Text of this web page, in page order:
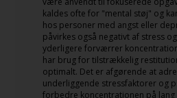
kaldes ofte for "mental støj" og
hos personer med angst eller
påvirkes også negativt af stress
yderligere forværrer
har brug for tilstrækkelig
optimalt. Det er afgørende at
underliggende stressfaktorer og
forbedre koncentrationen på lang